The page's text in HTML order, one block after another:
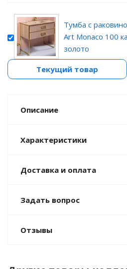
Тумба с
Art Monaco 100
золото
Текущий товар
Описание
Характеристики
Доставка и оплата
Задать вопрос
Отзывы